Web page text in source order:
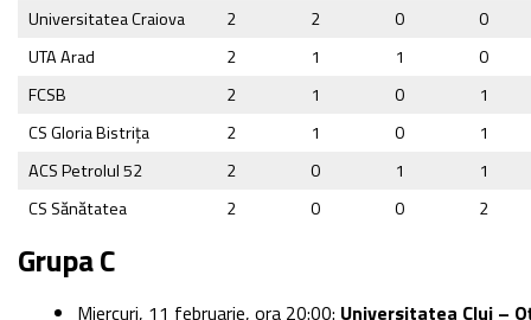
Universitatea Craiova 2 2 0
0
UTA Arad
2 1 1
0
FCSB
2 1 0
1
CS Gloria Bistrița
2 1 0
1
ACS Petrolul 52
2 0 1
1
CS Sănătatea
2 0 0 2
Grupa C
Miercuri, 11 februarie, ora 20:00: Universitatea Cluj –